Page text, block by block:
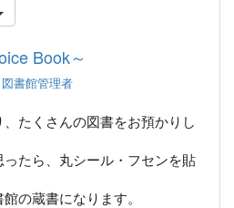
Book～
図書館管理者
たくさんの図書をお預かりし
ったら、丸シール・フセンを貼
の蔵書になります。